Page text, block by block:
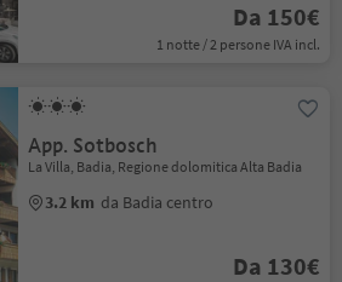
Da 150€
1 notte / 2 persone IVA incl.
App. Sotbosch
La Villa, Badia, Regione dolomitica Alta Badia
3.2 km da Badia centro
Da 130€